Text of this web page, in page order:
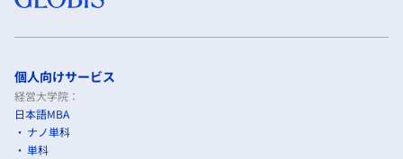
個人向けサービス
経営大学院：
日本語MBA
ナノ単科
単科